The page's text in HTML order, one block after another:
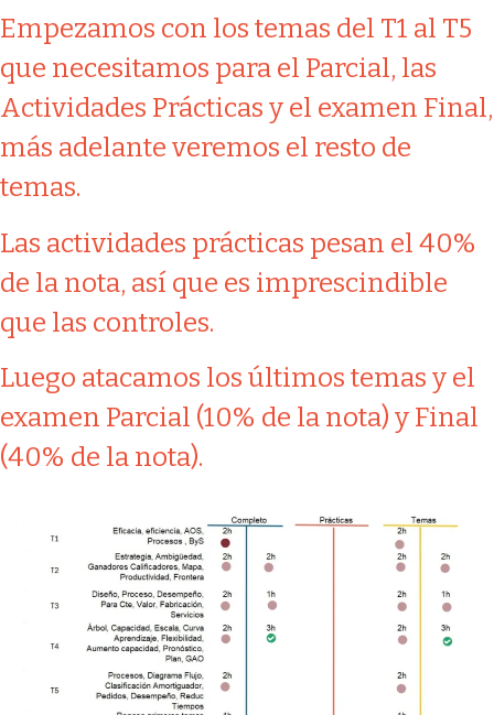
Empezamos con los temas del T1 al T5
que necesitamos para el Parcial, las
Actividades Prácticas y el examen Final,
más adelante veremos el resto de
temas.
Las actividades prácticas pesan el 40%
de la nota, así que es imprescindible
que las controles.
Luego atacamos los últimos temas y el
examen Parcial (10% de la nota) y Final
(40% de la nota).